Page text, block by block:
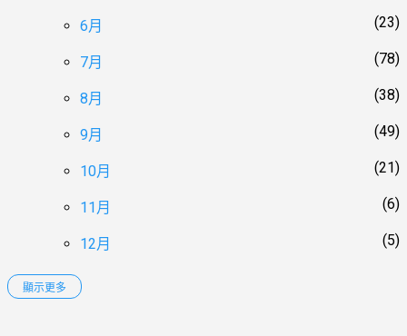
6月 23
7月 78
8月 38
9月 49
10月 21
11月 6
12月 5
2012
顯示更多